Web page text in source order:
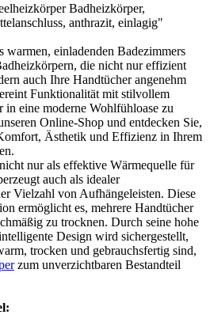
Badheizkörper,
anthrazit, einlagig"
warmen, einladenden Badezimmers
die nicht nur effizient
auch Ihre Handtücher angenehm
Funktionalität mit stilvollem
eine moderne Wohlfühloase zu
Online-Shop und entdecken Sie,
Ästhetik und Effizienz in Ihrem
nur als effektive Wärmequelle für
auch als idealer
Vielzahl von Aufhängeleisten. Diese
ermöglicht es, mehrere Handtücher
zu trocknen. Durch seine hohe
Design wird sichergestellt,
trocken und gebrauchsfertig sind,
zum unverzichtbaren Bestandteil